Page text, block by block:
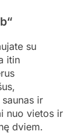
su
itin
ir
nuo vietos ir
dviem.